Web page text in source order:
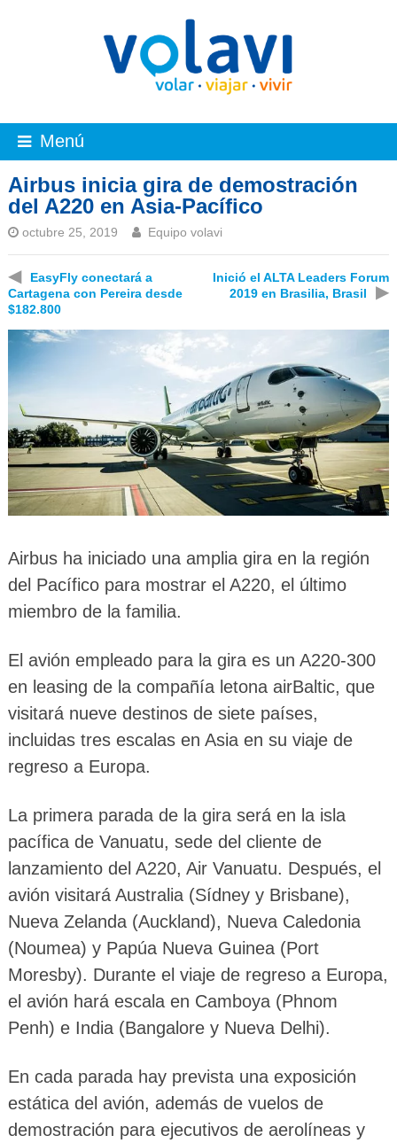
Menú
Airbus inicia gira de demostración
del A220 en Asia-Pacífico
octubre 25, 2019 Equipo volavi
◀
EasyFly conectará a
Cartagena con Pereira desde
$182.800
Inició el ALTA Leaders Forum
2019 en Brasilia, Brasil
▶
Airbus ha iniciado una amplia gira en la región
del Pacífico para mostrar el A220, el último
miembro de la familia.
El avión empleado para la gira es un A220-300
en leasing de la compañía letona airBaltic, que
visitará nueve destinos de siete países,
incluidas tres escalas en Asia en su viaje de
regreso a Europa.
La primera parada de la gira será en la isla
pacífica de Vanuatu, sede del cliente de
lanzamiento del A220, Air Vanuatu. Después, el
avión visitará Australia (Sídney y Brisbane),
Nueva Zelanda (Auckland), Nueva Caledonia
(Noumea) y Papúa Nueva Guinea (Port
Moresby). Durante el viaje de regreso a Europa,
el avión hará escala en Camboya (Phnom
Penh) e India (Bangalore y Nueva Delhi).
En cada parada hay prevista una exposición
estática del avión, además de vuelos de
demostración para ejecutivos de aerolíneas y